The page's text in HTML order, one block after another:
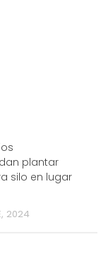
plantar
silo en lugar
2024